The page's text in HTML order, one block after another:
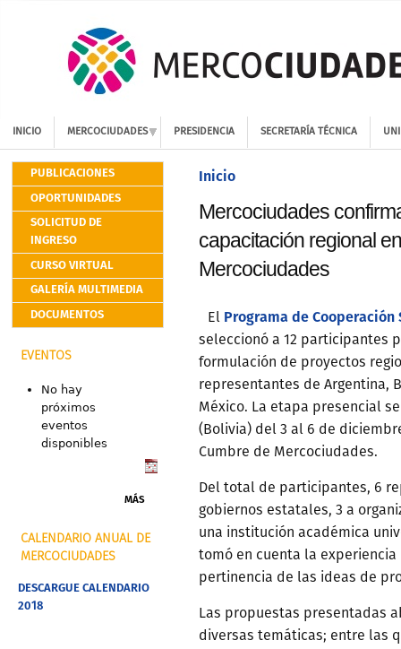
INICIO MERCOCIUDADES PRESIDENCIA SECRETARÍA TÉCNICA
PUBLICACIONES
OPORTUNIDADES
SOLICITUD DE
INGRESO
CURSO VIRTUAL
GALERÍA MULTIMEDIA
DOCUMENTOS
EVENTOS
No hay
próximos
eventos
disponibles
MÁS
CALENDARIO ANUAL DE
MERCOCIUDADES
DESCARGUE CALENDARIO
2018
Inicio
Mercociudades
capacitación regional
Mercociudades
El Programa de
seleccionó a 12 participantes
formulación de proyectos
representantes de Argentina,
México. La etapa presencial
(Bolivia) del 3 al 6 de
Cumbre de Mercociudades.
Del total de participantes, 6
gobiernos estatales, 3 a
una institución académica
tomó en cuenta la
pertinencia de las ideas de
Las propuestas presentadas
diversas temáticas; entre las